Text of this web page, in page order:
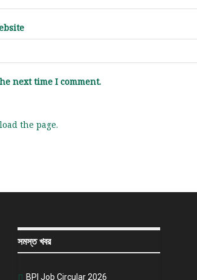
Post
বেসামরিক বিমান চলাচল কর্তৃপক্ষ এর লিখিত পরীক্ষার ফলাফল
marked